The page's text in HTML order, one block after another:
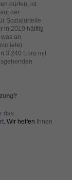
dürfen, ist
der
Sozialurteile
in 2019 hälftig
an
3.240 Euro mit
das
. Wir helfen Ihnen